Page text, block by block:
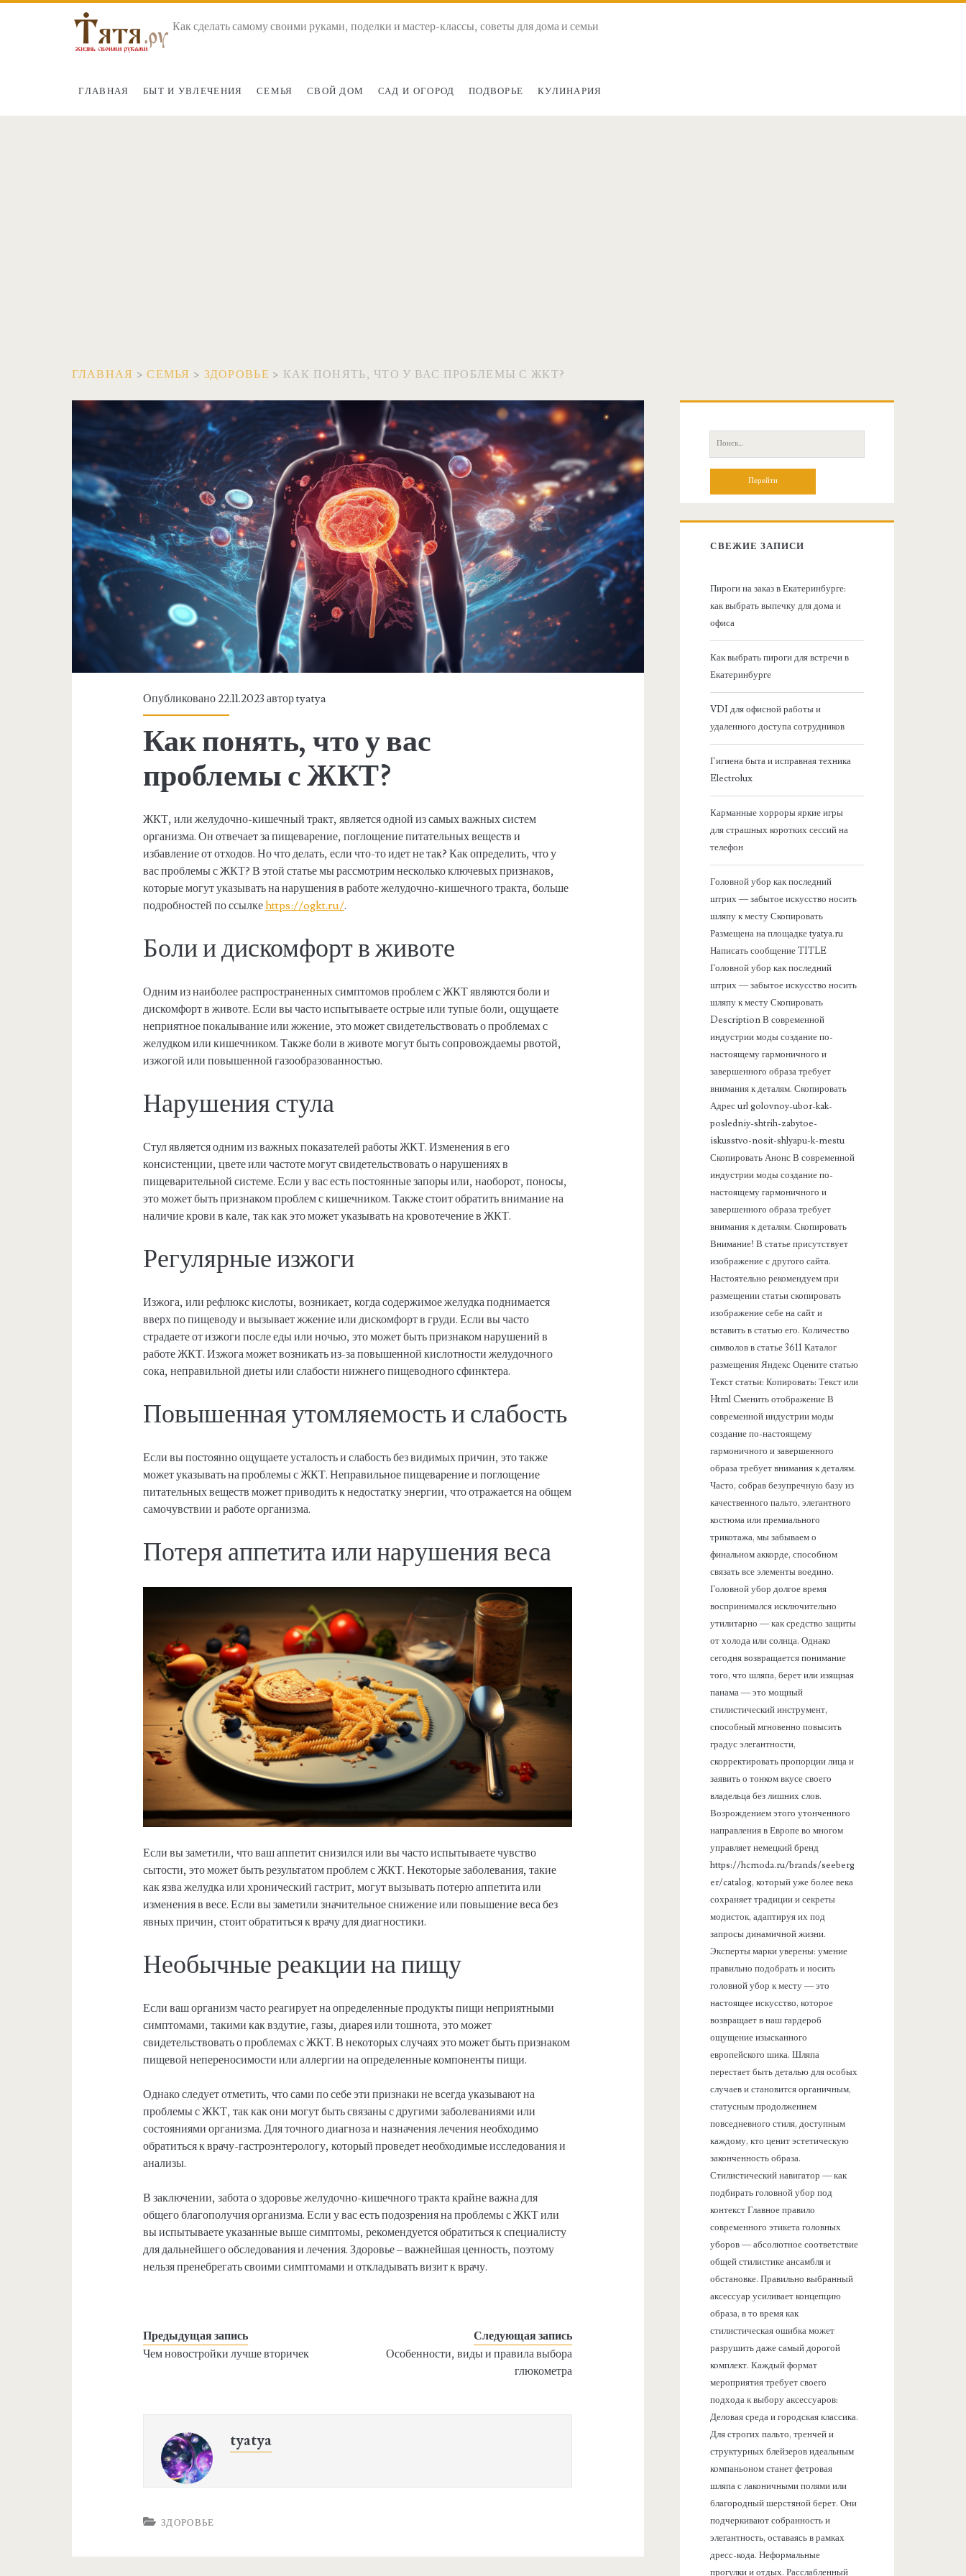
Как сделать самому своими руками, поделки и мастер-классы, советы для дома и семьи
ГЛАВНАЯ БЫТ И УВЛЕЧЕНИЯ СЕМЬЯ СВОЙ ДОМ САД И ОГОРОД ПОДВОРЬЕ КУЛИНАРИЯ
ГЛАВНАЯ >СЕМЬЯ > ЗДОРОВЬЕ > КАК ПОНЯТЬ, ЧТО У ВАС ПРОБЛЕМЫ С ЖКТ?
Опубликовано 22.11.2023 авторtyatya
Как понять, что у вас
проблемы с ЖКТ?
ЖКТ, или желудочно-кишечный тракт, является одной из самых важных систем
организма. Он отвечает за пищеварение, поглощение питательных веществ и
избавление от отходов. Но что делать, если что-то идет не так? Как определить, что у
вас проблемы с ЖКТ? В этой статье мы рассмотрим несколько ключевых признаков,
которые могут указывать на нарушения в работе желудочно-кишечного тракта, больше
подробностей по ссылкеhttps://ogkt.ru/.
Боли и дискомфорт в животе
Одним из наиболее распространенных симптомов проблем с ЖКТ являются боли и
дискомфорт в животе. Если вы часто испытываете острые или тупые боли, ощущаете
неприятное покалывание или жжение, это может свидетельствовать о проблемах с
желудком или кишечником. Также боли в животе могут быть сопровождаемы рвотой,
изжогой или повышенной газообразованностью.
Нарушения стула
Стул является одним из важных показателей работы ЖКТ. Изменения в его
консистенции, цвете или частоте могут свидетельствовать о нарушениях в
пищеварительной системе. Если у вас есть постоянные запоры или, наоборот, поносы,
это может быть признаком проблем с кишечником. Также стоит обратить внимание на
наличие крови в кале, так как это может указывать на кровотечение в ЖКТ.
Регулярные изжоги
Изжога, или рефлюкс кислоты, возникает, когда содержимое желудка поднимается
вверх по пищеводу и вызывает жжение или дискомфорт в груди. Если вы часто
страдаете от изжоги после еды или ночью, это может быть признаком нарушений в
работе ЖКТ. Изжога может возникать из-за повышенной кислотности желудочного
сока, неправильной диеты или слабости нижнего пищеводного сфинктера.
Повышенная утомляемость и слабость
Если вы постоянно ощущаете усталость и слабость без видимых причин, это также
может указывать на проблемы с ЖКТ. Неправильное пищеварение и поглощение
питательных веществ может приводить к недостатку энергии, что отражается на общем
самочувствии и работе организма.
Потеря аппетита или нарушения веса
Если вы заметили, что ваш аппетит снизился или вы часто испытываете чувство
сытости, это может быть результатом проблем с ЖКТ. Некоторые заболевания, такие
как язва желудка или хронический гастрит, могут вызывать потерю аппетита или
изменения в весе. Если вы заметили значительное снижение или повышение веса без
явных причин, стоит обратиться к врачу для диагностики.
Необычные реакции на пищу
Если ваш организм часто реагирует на определенные продукты пищи неприятными
симптомами, такими как вздутие, газы, диарея или тошнота, это может
свидетельствовать о проблемах с ЖКТ. В некоторых случаях это может быть признаком
пищевой непереносимости или аллергии на определенные компоненты пищи.
Однако следует отметить, что сами по себе эти признаки не всегда указывают на
проблемы с ЖКТ, так как они могут быть связаны с другими заболеваниями или
состояниями организма. Для точного диагноза и назначения лечения необходимо
обратиться к врачу-гастроэнтерологу, который проведет необходимые исследования и
анализы.
В заключении, забота о здоровье желудочно-кишечного тракта крайне важна для
общего благополучия организма. Если у вас есть подозрения на проблемы с ЖКТ или
вы испытываете указанные выше симптомы, рекомендуется обратиться к специалисту
для дальнейшего обследования и лечения. Здоровье – важнейшая ценность, поэтому
нельзя пренебрегать своими симптомами и откладывать визит к врачу.
Предыдущая запись
Чем новостройки лучше вторичек
Следующая запись
Особенности, виды и правила выбора
глюкометра
tyatya
ЗДОРОВЬЕ
о
П
о
:
СВЕЖИЕ ЗАПИСИ
Пироги на заказ в Екатеринбурге:
как выбрать выпечку для дома и
офиса
Как выбрать пироги для встречи в
Екатеринбурге
VDI для офисной работы и
удаленного доступа сотрудников
Гигиена быта и исправная техника
Electrolux
Карманные хорроры яркие игры
для страшных коротких сессий на
телефон
Головной убор как последний
штрих — забытое искусство носить
шляпу к месту Скопировать
Размещена на площадке tyatya.ru
Написать сообщение TITLE
Головной убор как последний
штрих — забытое искусство носить
шляпу к месту Скопировать
Description В современной
индустрии моды создание по-
настоящему гармоничного и
завершенного образа требует
внимания к деталям. Скопировать
Адрес url golovnoy-ubor-kak-
posledniy-shtrih-zabytoe-
iskusstvo-nosit-shlyapu-k-mestu
Скопировать Анонс В современной
индустрии моды создание по-
настоящему гармоничного и
завершенного образа требует
внимания к деталям. Скопировать
Внимание! В статье присутствует
изображение с другого сайта.
Настоятельно рекомендуем при
размещении статьи скопировать
изображение себе на сайт и
вставить в статью его. Количество
символов в статье 3611 Каталог
размещения Яндекс Оцените статью
Текст статьи: Копировать: Текст или
Html Cменить отображение В
современной индустрии моды
создание по-настоящему
гармоничного и завершенного
образа требует внимания к деталям.
Часто, собрав безупречную базу из
качественного пальто, элегантного
костюма или премиального
трикотажа, мы забываем о
финальном аккорде, способном
связать все элементы воедино.
Головной убор долгое время
воспринимался исключительно
утилитарно — как средство защиты
от холода или солнца. Однако
сегодня возвращается понимание
того, что шляпа, берет или изящная
панама — это мощный
стилистический инструмент,
способный мгновенно повысить
градус элегантности,
скорректировать пропорции лица и
заявить о тонком вкусе своего
владельца без лишних слов.
Возрождением этого утонченного
направления в Европе во многом
управляет немецкий бренд
https://hcmoda.ru/brands/seeberg
er/catalog, который уже более века
сохраняет традиции и секреты
модисток, адаптируя их под
запросы динамичной жизни.
Эксперты марки уверены: умение
правильно подобрать и носить
головной убор к месту — это
настоящее искусство, которое
возвращает в наш гардероб
ощущение изысканного
европейского шика. Шляпа
перестает быть деталью для особых
случаев и становится органичным,
статусным продолжением
повседневного стиля, доступным
каждому, кто ценит эстетическую
законченность образа.
Стилистический навигатор — как
подбирать головной убор под
контекст Главное правило
современного этикета головных
уборов — абсолютное соответствие
общей стилистике ансамбля и
обстановке. Правильно выбранный
аксессуар усиливает концепцию
образа, в то время как
стилистическая ошибка может
разрушить даже самый дорогой
комплект. Каждый формат
мероприятия требует своего
подхода к выбору аксессуаров:
Деловая среда и городская классика.
Для строгих пальто, тренчей и
структурных блейзеров идеальным
компаньоном станет фетровая
шляпа с лаконичными полями или
благородный шерстяной берет. Они
подчеркивают собранность и
элегантность, оставаясь в рамках
дресс-кода. Неформальные
прогулки и отдых. Расслабленный